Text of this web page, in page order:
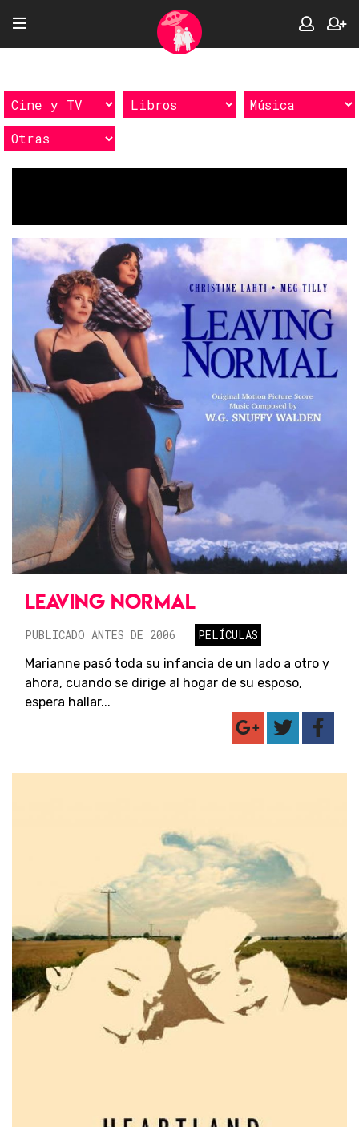
LEAVING NORMAL
PUBLICADO ANTES DE 2006
PELÍCULAS
Marianne pasó toda su infancia de un lado a otro y
ahora, cuando se dirige al hogar de su esposo,
espera hallar...